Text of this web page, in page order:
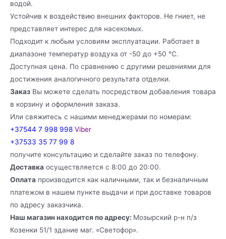
водой.
Устойчив к воздействию внешних факторов. Не гниет, не
представляет интерес для насекомых.
Подходит к любым условиям эксплуатации. Работает в
диапазоне температур воздуха от -50 до +50 °C.
Доступная цена. По сравнению с другими решениями для
достижения аналогичного результата отделки.
Заказ Вы можете сделать посредством добавления товара
в корзину и оформления заказа.
Или свяжитесь с нашими менеджерами по номерам:
+37544 7 998 998 Viber
+37533 35 77 99 8
получите консультацию и сделайте заказ по телефону.
Доставка осуществляется с 8:00 до 20:00.
Оплата производится как наличными, так и безналичным
платежом в нашем пункте выдачи и при доставке товаров
по адресу заказчика.
Наш магазин находится по адресу: Мозырский р-н п/з
Козенки 51/1 здание маг. «Светофор».